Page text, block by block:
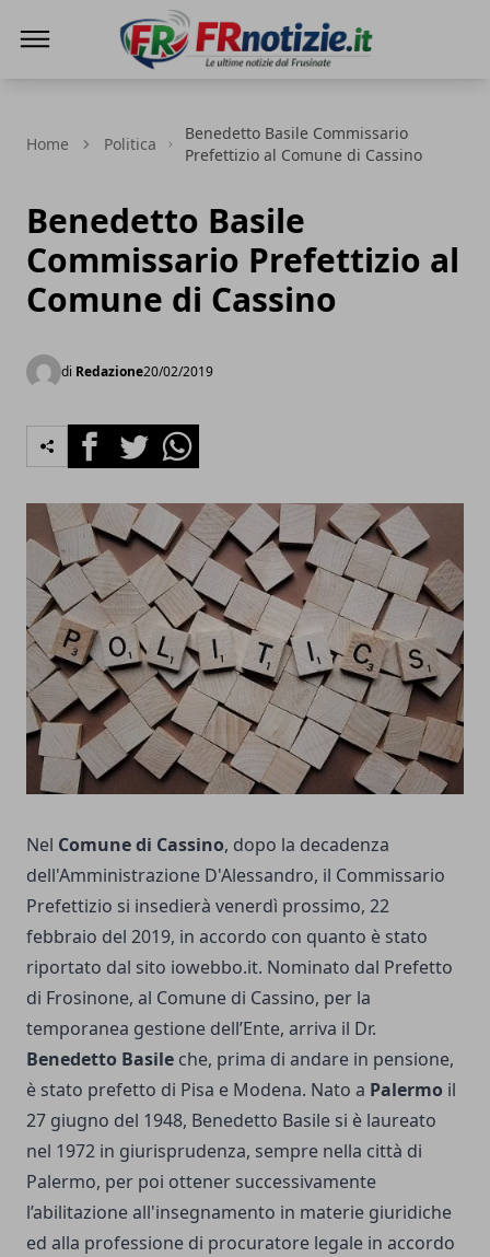
Home Politica
Benedetto Basile Commissario
Prefettizio al Comune di Cassino
Benedetto Basile
Commissario Prefettizio al
Comune di Cassino
di Redazione20/02/2019
FacebookTwitterWhatsapp
Nel Comune di Cassino, dopo la decadenza
dell'Amministrazione D'Alessandro, il Commissario
Prefettizio si insedierà venerdì prossimo, 22
febbraio del 2019, in accordo con quanto è stato
riportato dal sito iowebbo.it. Nominato dal Prefetto
di Frosinone, al Comune di Cassino, per la
temporanea gestione dell’Ente, arriva il Dr.
Benedetto Basile che, prima di andare in pensione,
è stato prefetto di Pisa e Modena. Nato a Palermo il
27 giugno del 1948, Benedetto Basile si è laureato
nel 1972 in giurisprudenza, sempre nella città di
Palermo, per poi ottener successivamente
l’abilitazione all'insegnamento in materie giuridiche
ed alla professione di procuratore legale in accordo